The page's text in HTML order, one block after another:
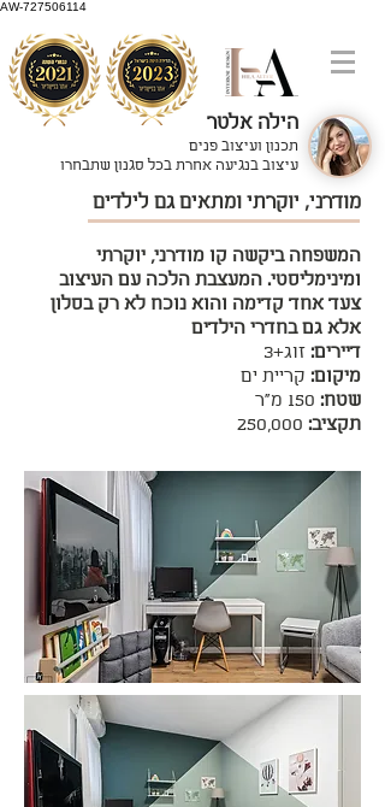
AW-727506114
הילה אלטר
תכנון ועיצוב פנים
עיצוב בנגיעה אחרת בכל סגנון שתבחרו
מודרני, יוקרתי ומתאים גם לילדים
המשפחה ביקשה קו מודרני, יוקרתי
ומינימליסטי. המעצבת הלכה עם העיצוב
צעד אחד קדימה והוא נוכח לא רק בסלון
אלא גם בחדרי הילדים
דיירים: זוג+3
מיקום: קריית ים
שטח: 150 מ"ר
תקציב: 250,000